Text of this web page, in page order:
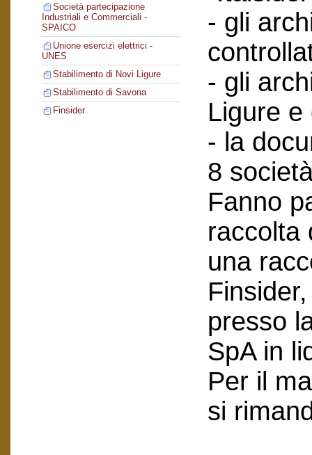
Società partecipazione
Industriali e Commerciali -
SPAICO
Unione esercizi elettrici -
UNES
Stabilimento di Novi Ligure
Stabilimento di Savona
Finsider
- gli
- gli
Ligure e
- la
8
Fanno
raccolta
una
presso
SpA in
Per il
si